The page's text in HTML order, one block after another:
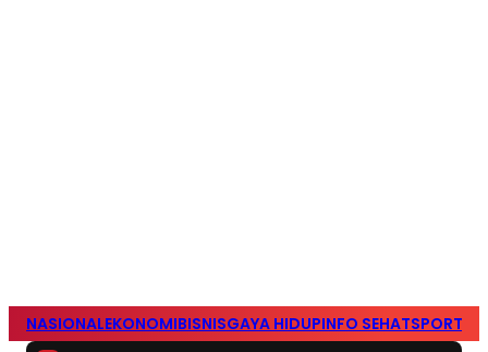
NASIONALEKONOMIBISNISGAYA HIDUPINFO SEHATSPORTS